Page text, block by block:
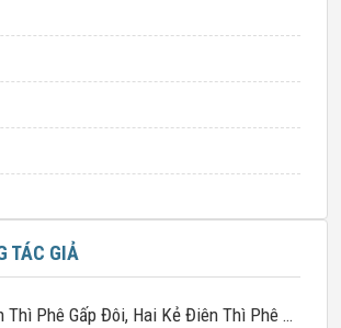
TÁC GIẢ
Phê Gấp Đôi, Hai Kẻ Điên Thì Phê Gấp Mười